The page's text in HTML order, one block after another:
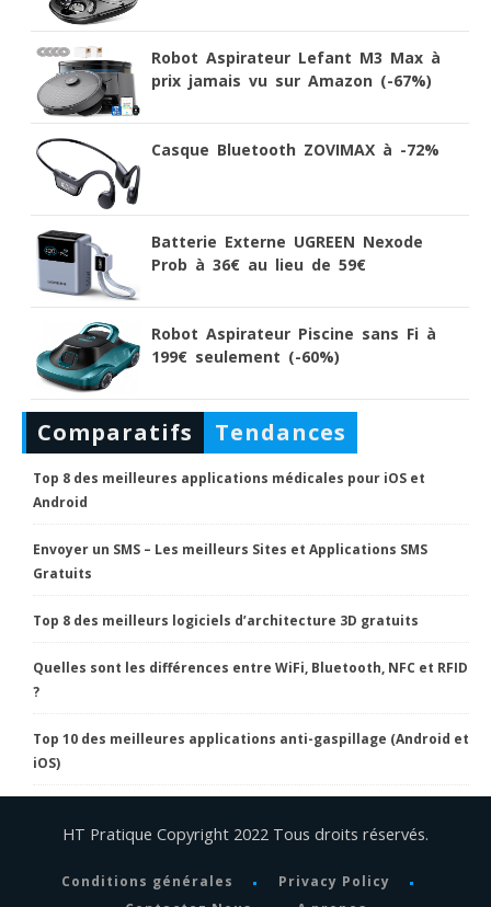
Robot Aspirateur Lefant M3 Max à
prix jamais vu sur Amazon (-67%)
Casque Bluetooth ZOVIMAX à -72%
Batterie Externe UGREEN Nexode
Prob à 36€ au lieu de 59€
Robot Aspirateur Piscine sans Fi à
199€ seulement (-60%)
Comparatifs Tendances
Top 8 des meilleures applications médicales pour iOS et
Android
Envoyer un SMS – Les meilleurs Sites et Applications SMS
Gratuits
Top 8 des meilleurs logiciels d’architecture 3D gratuits
Quelles sont les différences entre WiFi, Bluetooth, NFC et RFID
?
Top 10 des meilleures applications anti-gaspillage (Android et
iOS)
HT Pratique Copyright 2022 Tous droits réservés.
Conditions générales
Privacy Policy